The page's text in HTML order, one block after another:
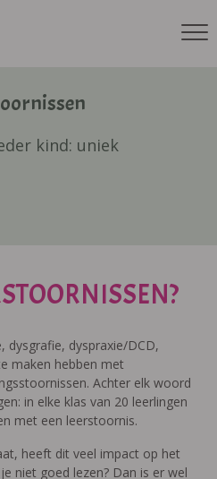
kind: uniek
dysgrafie, dyspraxie/DCD,
maken hebben met
Achter elk woord
in elke klas van 20 leerlingen
met een leerstoornis.
heeft dit veel impact op het
niet goed lezen? Dan is er wel